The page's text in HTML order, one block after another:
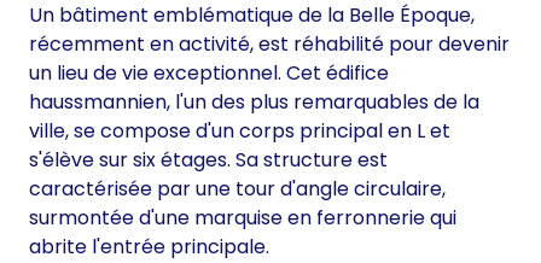
Un bâtiment emblématique de la Belle Époque,
récemment en activité, est réhabilité pour devenir
un lieu de vie exceptionnel. Cet édifice
haussmannien, l'un des plus remarquables de la
ville, se compose d'un corps principal en L et
s'élève sur six étages. Sa structure est
caractérisée par une tour d'angle circulaire,
surmontée d'une marquise en ferronnerie qui
abrite l'entrée principale.